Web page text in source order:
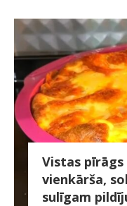
Vistas pīrāgs
vienkārša,
sulīgam